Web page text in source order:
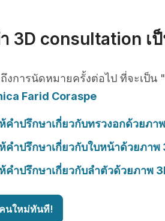
3D consultation เ
งการนัดหมายครั้งต่อไป ที่จะเป็
Farid Coraspe
คำปรึกษาเกี่ยวกับทรวงอกด้วยภา
คำปรึกษาเกี่ยวกับใบหน้าด้วยภาพ
คำปรึกษาเกี่ยวกับลำตัวด้วยภาพ
นใหม่ทันที!